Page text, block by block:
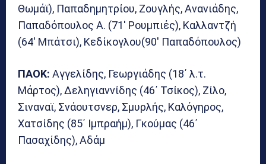
Θωμάϊ), Παπαδημητρίου, Ζουγλής, Ανανιάδης,
Παπαδόπουλος Α. (71′ Ρουμπιές), Καλλαντζή
(64′ Μπάτσι), Κεδίκογλου(90′ Παπαδόπουλος)
ΠΑΟΚ: Αγγελίδης, Γεωργιάδης (18΄ λ.τ.
Μάρτος), Δεληγιαννίδης (46΄ Τσίκος), Ζίλο,
Σιναναϊ, Σνάουτσνερ, Σμυρλής, Καλόγηρος,
Χατσίδης (85΄ Ιμπραήμ), Γκούμας (46΄
Πασαχίδης), Αδάμ